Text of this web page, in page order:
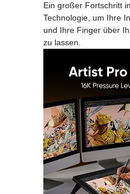
Ein großer Fortschritt
Technologie, um Ihre
und Ihre Finger über
zu lassen.